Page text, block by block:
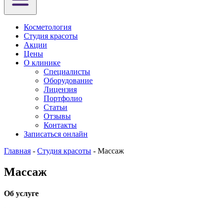
Косметология
Студия красоты
Акции
Цены
О клинике
Специалисты
Оборудование
Лицензия
Портфолио
Статьи
Отзывы
Контакты
Записаться онлайн
Главная - Студия красоты - Массаж
Массаж
Об услуге